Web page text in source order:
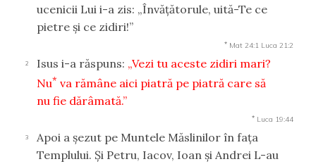
ucenicii Lui i-a zis: „Învăţătorule, uită-Te ce
pietre şi ce zidiri!”
* Mat 24:1 Luca 21:2
2 Isus i-a răspuns: „Vezi tu aceste zidiri mari?
Nu* va rămâne aici piatră pe piatră care să
nu fie dărâmată.”
* Luca 19:44
3
Apoi a şezut pe Muntele Măslinilor în faţa
Templului. Şi Petru, Iacov, Ioan şi Andrei L-au